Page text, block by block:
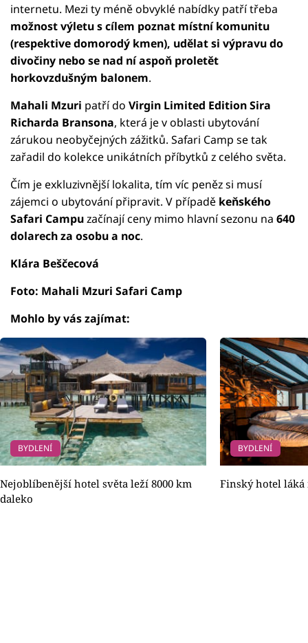
internetu. Mezi ty méně obvyklé nabídky patří třeba
možnost výletu s cílem poznat místní komunitu
(respektive domorodý kmen), udělat si výpravu do
divočiny nebo se nad ní aspoň proletět
horkovzdušným balonem.
Mahali Mzuri patří do Virgin Limited Edition Sira
Richarda Bransona, která je v oblasti ubytování
zárukou neobyčejných zážitků. Safari Camp se tak
zařadil do kolekce unikátních příbytků z celého světa.
Čím je exkluzivnější lokalita, tím víc peněz si musí
zájemci o ubytování připravit. V případě keňského
Safari Campuzačínají ceny mimo hlavní sezonu na 640
dolarech za osobu a noc.
Klára Beščecová
Foto: Mahali Mzuri Safari Camp
Mohlo by vás zajímat:
BYDLENÍ
Nejoblíbenější hotel světa leží 8000 km
daleko
BYDLENÍ
Finský hotel láká